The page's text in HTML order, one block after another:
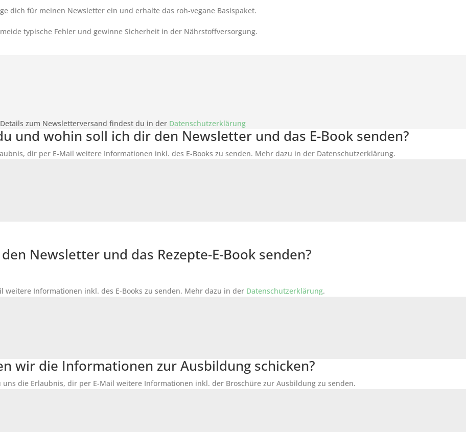
dich für meinen Newsletter ein und erhalte das roh-vegane Basispaket.
typische Fehler und gewinne Sicherheit in der Nährstoffversorgung.
Details zum Newsletterversand findest du in der Datenschutzerklärung
und wohin soll ich dir den Newsletter und das E-Book senden?
dir per E-Mail weitere Informationen inkl. des E-Books zu senden. Mehr dazu in der Datenschutzerklärung.
Newsletter und das Rezepte-E-Book senden?
weitere Informationen inkl. des E-Books zu senden. Mehr dazu in der Datenschutzerklärung.
wir die Informationen zur Ausbildung schicken?
die Erlaubnis, dir per E-Mail weitere Informationen inkl. der Broschüre zur Ausbildung zu senden.